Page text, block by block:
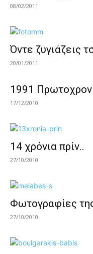
08/02/2011
Όντε ζυγιάζεις
20/01/2011
1991
17/12/2010
14 χρόνια πρίν..
27/10/2010
Φωτογραφίες
27/10/2010